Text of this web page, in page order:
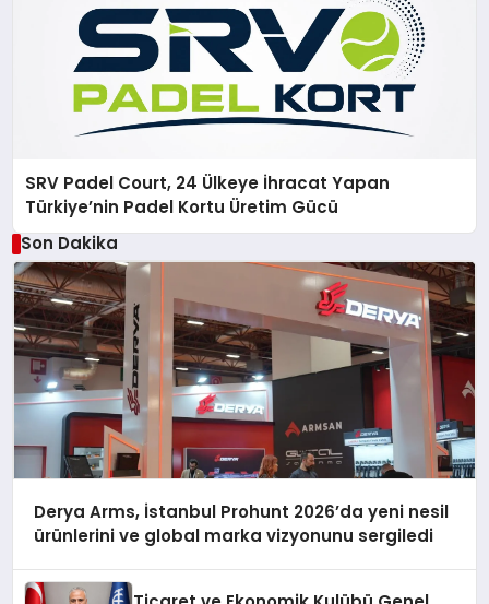
SRV Padel Court, 24 Ülkeye İhracat Yapan
Türkiye’nin Padel Kortu Üretim Gücü
Son Dakika
Derya Arms, İstanbul Prohunt 2026’da yeni nesil
ürünlerini ve global marka vizyonunu sergiledi